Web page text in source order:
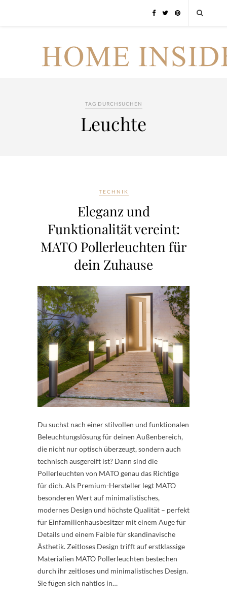
TAG DURCHSUCHEN
Leuchte
TECHNIK
Eleganz und
Funktionalität vereint:
MATO Pollerleuchten für
dein Zuhause
Du suchst nach einer stilvollen und funktionalen
Beleuchtungslösung für deinen Außenbereich,
die nicht nur optisch überzeugt, sondern auch
technisch ausgereift ist? Dann sind die
Pollerleuchten von MATO genau das Richtige
für dich. Als Premium-Hersteller legt MATO
besonderen Wert auf minimalistisches,
modernes Design und höchste Qualität – perfekt
für Einfamilienhausbesitzer mit einem Auge für
Details und einem Faible für skandinavische
Ästhetik. Zeitloses Design trifft auf erstklassige
Materialien MATO Pollerleuchten bestechen
durch ihr zeitloses und minimalistisches Design.
Sie fügen sich nahtlos in…